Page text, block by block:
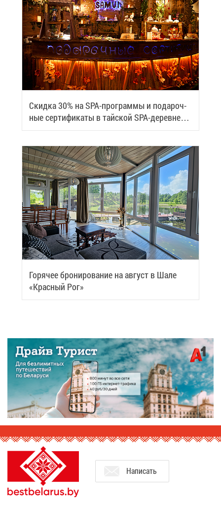
Скид­ка 30% на SPA-про­грам­мы и по­да­роч­
ные сер­ти­фи­ка­ты в тай­ской SPA-де­ревне
Samui
Го­ря­чее бро­ни­ро­ва­ние на ав­густ в Ша­ле
«Крас­ный Рог»
На­пи­сать